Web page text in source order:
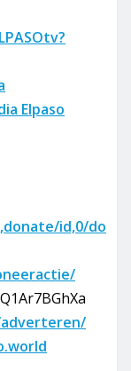
Elpaso
id,0/do